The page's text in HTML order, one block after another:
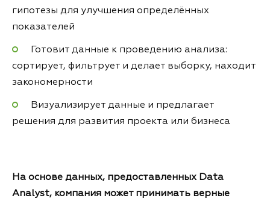
гипотезы для улучшения определённых
показателей
Готовит данные к проведению анализа:
сортирует, фильтрует и делает выборку, находит
закономерности
Визуализирует данные и предлагает
решения для развития проекта или бизнеса
На основе данных, предоставленных Data
Analyst, компания может принимать верные